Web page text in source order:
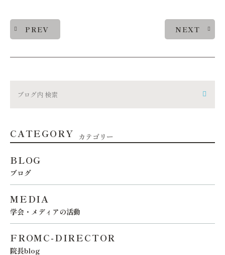
PREV NEXT
CATEGORY カテゴリー
BLOG
ブログ
MEDIA
学会・メディアの活動
FROMC-DIRECTOR
院長blog